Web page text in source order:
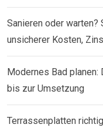
Sanieren oder
unsicherer Kosten,
Modernes Bad
bis zur Umsetzung
Terrassenplatten